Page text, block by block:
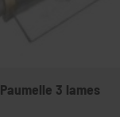
Paumelle 3 lames